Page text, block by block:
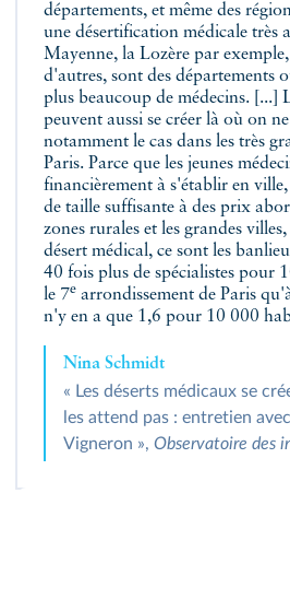
départements, et même des
une désertification médicale très
Mayenne, la Lozère par
d'autres, sont des départements
plus beaucoup de médecins. [...]
peuvent aussi se créer là où on
notamment le cas dans les très
Paris. Parce que les jeunes
financièrement à s'établir en
de taille suffisante à des prix
zones rurales et les grandes
désert médical, ce sont les
40 fois plus de spécialistes pour
le 7e arrondissement de Paris
n'y en a que 1,6 pour 10 000
Nina Schmidt
« Les déserts médicaux se
les attend pas : entretien
Vigneron », Observatoire des